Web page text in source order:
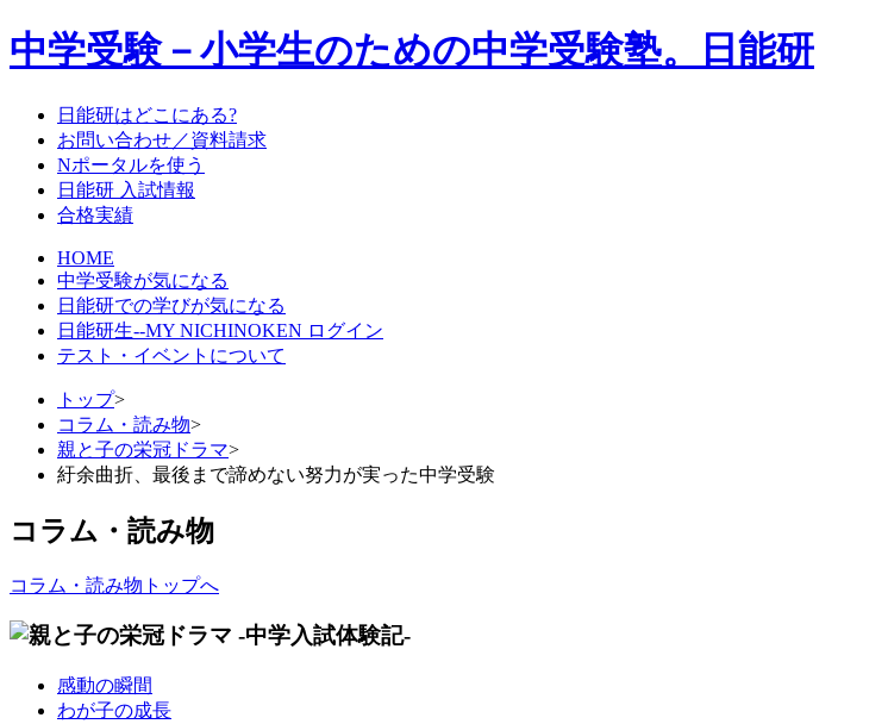
中学受験－小学生のための中学受験塾。日能研
日能研はどこにある?
お問い合わせ／資料請求
Nポータルを使う
日能研 入試情報
合格実績
HOME
中学受験が気になる
日能研での学びが気になる
日能研生--MY NICHINOKEN ログイン
テスト・イベントについて
トップ>
コラム・読み物>
親と子の栄冠ドラマ>
紆余曲折、最後まで諦めない努力が実った中学受験
コラム・読み物
コラム・読み物トップへ
感動の瞬間
わが子の成長